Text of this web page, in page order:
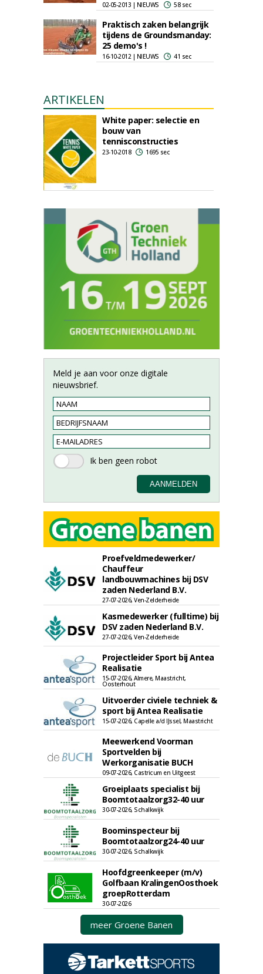
02-05-2013 | NIEUWS 58 sec
Praktisch zaken belangrijk
tijdens de Groundsmanday:
25 demo's !
16-10-2012 | NIEUWS 41 sec
ARTIKELEN
White paper: selectie en
bouw van
tennisconstructies
23-10-2018 1695 sec
Meld je aan voor onze digitale
nieuwsbrief.
Proefveldmedewerker/
Chauffeur
landbouwmachines bij DSV
zaden Nederland B.V.
27-07-2026, Ven-Zelderheide
Kasmedewerker (fulltime) bij
DSV zaden Nederland B.V.
27-07-2026, Ven-Zelderheide
Projectleider Sport bij Antea
Realisatie
15-07-2026, Almere, Maastricht,
Oosterhout
Uitvoerder civiele techniek &
sport bij Antea Realisatie
15-07-2026, Capelle a/d IJssel, Maastricht
Meewerkend Voorman
Sportvelden bij
Werkorganisatie BUCH
09-07-2026, Castricum en Uitgeest
Groeiplaats specialist bij
Boomtotaalzorg32-40 uur
30-07-2026, Schalkwijk
Boominspecteur bij
Boomtotaalzorg24-40 uur
30-07-2026, Schalkwijk
Hoofdgreenkeeper (m/v)
Golfbaan KralingenOosthoek
groepRotterdam
30-07-2026
meer Groene Banen